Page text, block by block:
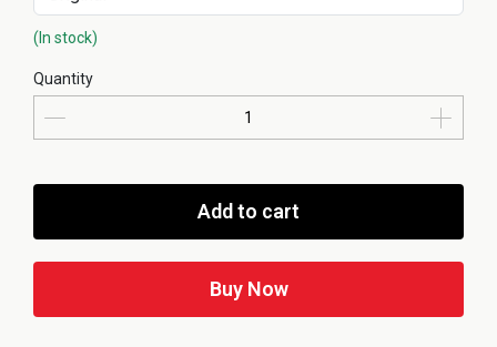
(In stock)
Quantity
Add to cart
Buy Now